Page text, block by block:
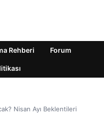
Rehberi Forum
Nisan Ayı Beklentileri